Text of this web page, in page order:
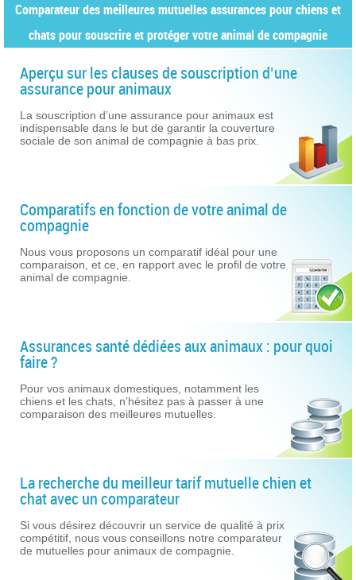
Comparateur des meilleures mutuelles assurances pour chiens et
chats pour souscrire et protéger votre animal de compagnie
Aperçu sur les clauses de souscription d’une
assurance pour animaux
La souscription d’une assurance pour animaux est
indispensable dans le but de garantir la couverture
sociale de son animal de compagnie à bas prix.
Comparatifs en fonction de votre animal de
compagnie
Nous vous proposons un comparatif idéal pour une
comparaison, et ce, en rapport avec le profil de votre
animal de compagnie.
Assurances santé dédiées aux animaux : pour quoi
faire ?
Pour vos animaux domestiques, notamment les
chiens et les chats, n’hésitez pas à passer à une
comparaison des meilleures mutuelles.
La recherche du meilleur tarif mutuelle chien et
chat avec un comparateur
Si vous désirez découvrir un service de qualité à prix
compétitif, nous vous conseillons notre comparateur
de mutuelles pour animaux de compagnie.